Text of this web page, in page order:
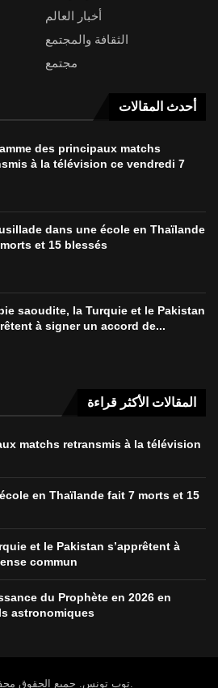
أخبار العالم
الثقافة والمجتمع
مجتمع
أحدث المقالات
des principaux matchs
à la télévision ce vendredi 7
dans une école en Thaïlande
et 15 blessés
saoudite, la Turquie et le Pakistan
à signer un accord de...
المقالات الأكثر قراءة
matchs retransmis à la télévision
en Thaïlande fait 7 morts et 15
et le Pakistan s’apprêtent à
commun
du Prophète en 2026 en
astronomiques